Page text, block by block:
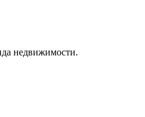
недвижимости.